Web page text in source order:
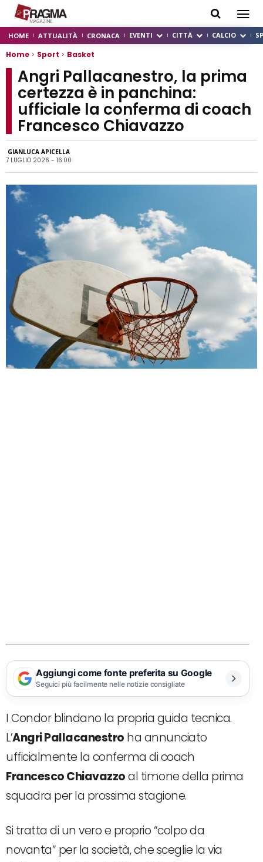
HOME ATTUALITÀ CRONACA EVENTI CITTÀ CALCIO
Home Sport Basket
Angri Pallacanestro, la prima
certezza è in panchina:
ufficiale la conferma di coach
Francesco Chiavazzo
GIANLUCA APICELLA
7 LUGLIO 2026 - 16:00
Aggiungi come fonte preferita su Google
Seguici più facilmente nelle notizie consigliate
I Condor blindano la propria guida tecnica.
L’Angri Pallacanestro ha annunciato
ufficialmente la conferma di coach
Francesco Chiavazzoal timone della prima
squadra per la prossima stagione.
Si tratta di un vero e proprio “colpo da
novanta” per la società, che sceglie la via